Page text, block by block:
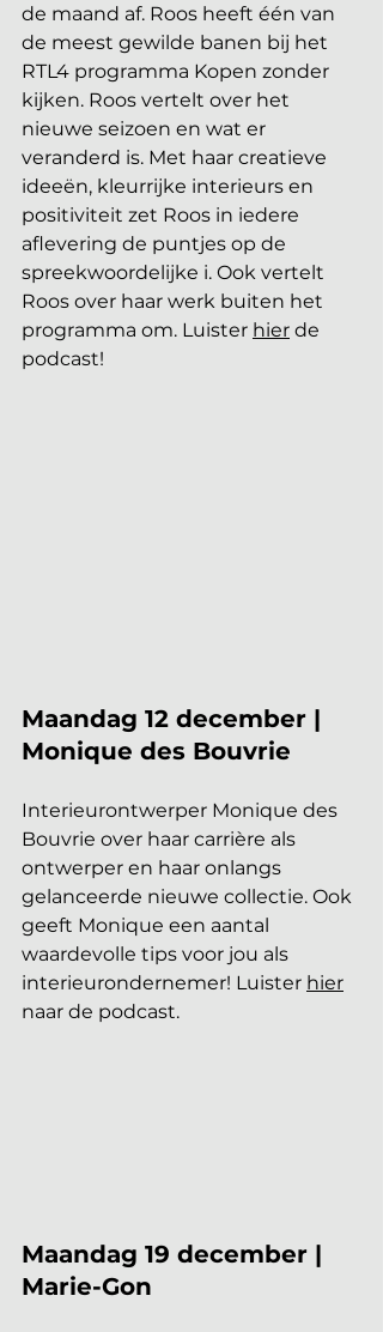
de maand af. Roos heeft één van
de meest gewilde banen bij het
RTL4 programma Kopen zonder
kijken. Roos vertelt over het
nieuwe seizoen en wat er
veranderd is. Met haar creatieve
ideeën, kleurrijke interieurs en
positiviteit zet Roos in iedere
aflevering de puntjes op de
spreekwoordelijke i. Ook vertelt
Roos over haar werk buiten het
programma om. Luister hier de
podcast!
Maandag 12 december |
Monique des Bouvrie
Interieurontwerper Monique des
Bouvrie over haar carrière als
ontwerper en haar onlangs
gelanceerde nieuwe collectie. Ook
geeft Monique een aantal
waardevolle tips voor jou als
interieurondernemer! Luister hier
naar de podcast.
Maandag 19 december |
Marie-Gon